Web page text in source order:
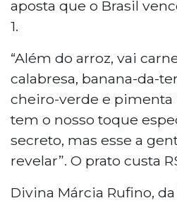
aposta que o Brasil
1.
“Além do arroz, vai
calabresa, banana-da-
cheiro-verde e pimenta
tem o nosso toque
secreto, mas esse a
revelar”. O prato custa
Divina Márcia Rufino,